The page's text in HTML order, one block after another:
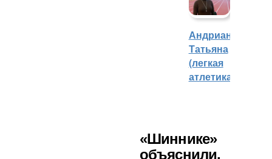
Андрианова
Татьяна
(легкая
атлетика)
«Шиннике»
объяснили,